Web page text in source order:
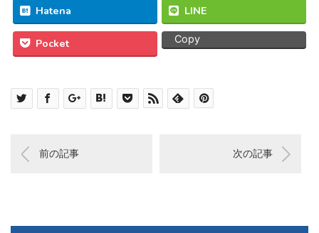
Hatena LINE
Pocket Copy
前の記事 次の記事